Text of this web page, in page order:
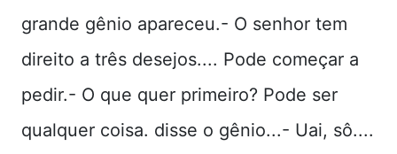
grande gênio apareceu.- O senhor tem
direito a três desejos.... Pode começar a
pedir.- O que quer primeiro? Pode ser
qualquer coisa. disse o gênio...- Uai, sô....